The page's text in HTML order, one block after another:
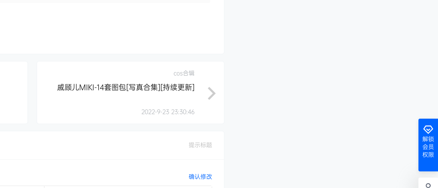
cos合辑
戚顾儿MIKI-14套图包[写真合集][持续更新]
2022-9-23 23:30:46
提示标题
确认修改
解锁
会员
权限